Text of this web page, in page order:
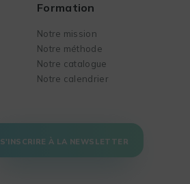
Formation
Notre mission
Notre méthode
Notre catalogue
Notre calendrier
S'INSCRIRE À LA NEWSLETTER